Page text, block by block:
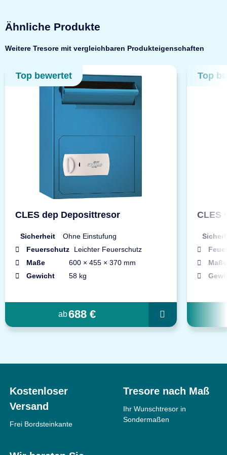
Ähnliche Produkte
Weitere Tresore mit vergleichbaren Produkteigenschaften
Top bewertet
CLES dep Deposittresor
Sicherheit
Ohne Einstufung
Feuerschutz
Leichter Feuerschutz
Maße
600 × 455 × 370 mm
Gewicht
58 kg
ab688 €
Top
CLES
Maße
Kostenloser
Versand
Frei Bordsteinkante
Tresore nach Maß
Ihr Wunschtresor in
Sondermaßen